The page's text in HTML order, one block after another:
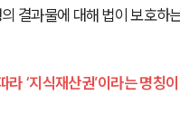
결과물에 대해 법이 보호하
라 ‘지식재산권’이라는 명칭